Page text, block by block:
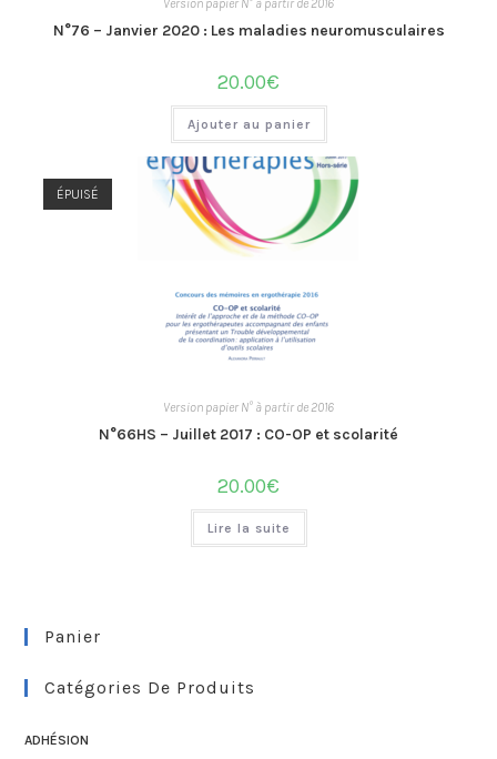
N°76 – Janvier 2020 : Les maladies neuromusculaires
20.00€
Ajouter au panier
ÉPUISÉ
Version papier N° à partir de 2016
N°66HS – Juillet 2017 : CO-OP et scolarité
20.00€
Lire la suite
Panier
Catégories De Produits
ADHÉSION